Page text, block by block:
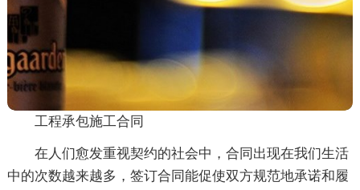
工程承包施工合同
在人们愈发重视契约的社会中，合同出现在我们生活
中的次数越来越多，签订合同能促使双方规范地承诺和履